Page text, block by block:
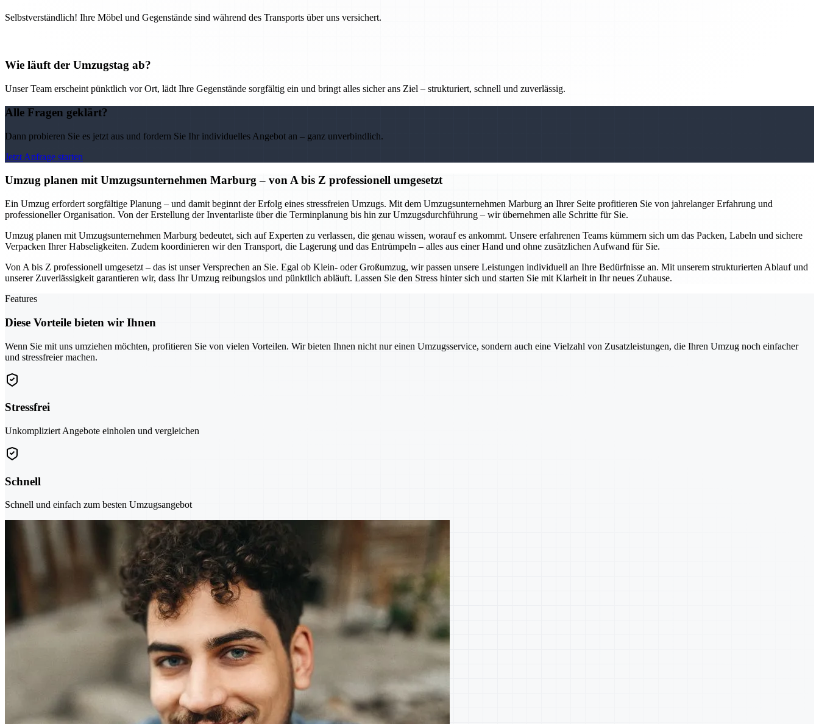
Selbstverständlich! Ihre Möbel und Gegenstände sind während des Transports über uns versichert.
Wie läuft der Umzugstag ab?
Unser Team erscheint pünktlich vor Ort, lädt Ihre Gegenstände sorgfältig ein und bringt alles sicher ans Ziel – strukturiert, schnell und zuverlässig.
Alle Fragen geklärt?
Dann probieren Sie es jetzt aus und fordern Sie Ihr individuelles Angebot an – ganz unverbindlich.
Jetzt Anfrage starten
Umzug planen mit Umzugsunternehmen Marburg – von A bis Z professionell umgesetzt
Ein Umzug erfordert sorgfältige Planung – und damit beginnt der Erfolg eines stressfreien Umzugs. Mit dem Umzugsunternehmen Marburg an Ihrer Seite profitieren Sie von jahrelanger Erfahrung und
professioneller Organisation. Von der Erstellung der Inventarliste über die Terminplanung bis hin zur Umzugsdurchführung – wir übernehmen alle Schritte für Sie.
Umzug planen mit Umzugsunternehmen Marburg bedeutet, sich auf Experten zu verlassen, die genau wissen, worauf es ankommt. Unsere erfahrenen Teams kümmern sich um das Packen, Labeln und sichere
Verpacken Ihrer Habseligkeiten. Zudem koordinieren wir den Transport, die Lagerung und das Entrümpeln – alles aus einer Hand und ohne zusätzlichen Aufwand für Sie.
Von A bis Z professionell umgesetzt – das ist unser Versprechen an Sie. Egal ob Klein- oder Großumzug, wir passen unsere Leistungen individuell an Ihre Bedürfnisse an. Mit unserem strukturierten Ablauf und
unserer Zuverlässigkeit garantieren wir, dass Ihr Umzug reibungslos und pünktlich abläuft. Lassen Sie den Stress hinter sich und starten Sie mit Klarheit in Ihr neues Zuhause.
Features
Diese Vorteile bieten wir Ihnen
Wenn Sie mit uns umziehen möchten, profitieren Sie von vielen Vorteilen. Wir bieten Ihnen nicht nur einen Umzugsservice, sondern auch eine Vielzahl von Zusatzleistungen, die Ihren Umzug noch einfacher
und stressfreier machen.
Stressfrei
Unkompliziert Angebote einholen und vergleichen
Schnell
Schnell und einfach zum besten Umzugsangebot